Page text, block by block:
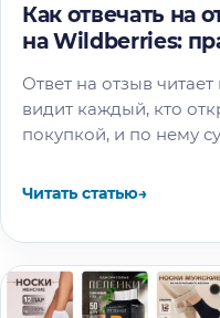
Как отвечать на
на Wildberries:
Ответ на отзыв
видит каждый, кто
покупкой, и по нему
Читать статью→